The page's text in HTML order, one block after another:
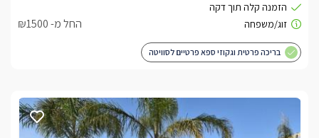
החל מ- ₪1500
בריכה פרטית וגקוזי ספא פרטיים לסוויטה